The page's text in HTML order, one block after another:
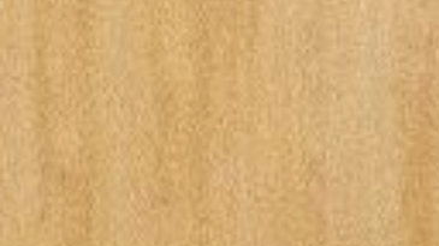
Narrativas Digitales
Opciones Académicas
Educación Continua
Cursos abiertos al público
Cursos In Situ
Cursos libres y de extensión
Programas especializados y
Microcredenciales